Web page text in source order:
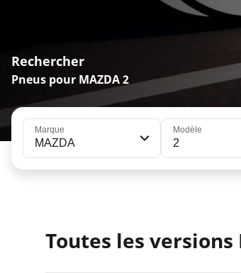
Rechercher
Pneus pour MAZDA 2
Marque
MAZDA
Modèle
2
Toutes les versions